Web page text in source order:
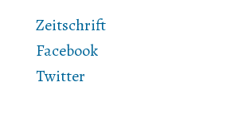
Zeitschrift
Facebook
Twitter